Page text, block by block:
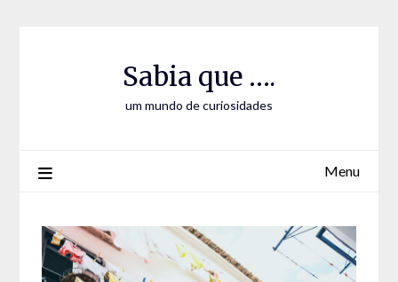
Sabia que ….
um mundo de curiosidades
Menu